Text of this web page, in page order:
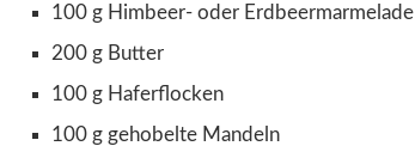
100 g Himbeer- oder Erdbeermarmelade
200 g Butter
100 g Haferflocken
100 g gehobelte Mandeln